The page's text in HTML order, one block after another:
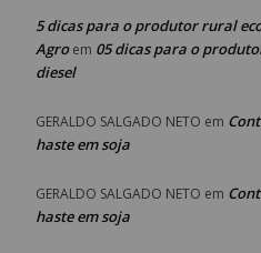
5 dicas para o produtor rural
Agroem 05 dicas para o
diesel
GERALDO SALGADO NETO em
haste em soja
GERALDO SALGADO NETO em
haste em soja